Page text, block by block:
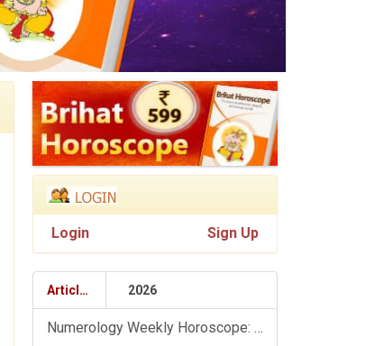
Login Sign Up
Articles 2026
Numerology Weekly Horoscope: 9 August To 15 August, 2026